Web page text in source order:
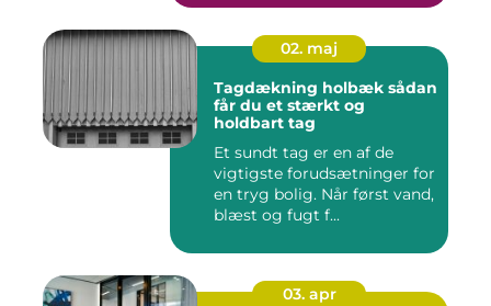
02. maj
Tagdækning holbæk sådan
får du et stærkt og
holdbart tag
Et sundt tag er en af de
vigtigste forudsætninger for
en tryg bolig. Når først vand,
blæst og fugt f...
03. apr